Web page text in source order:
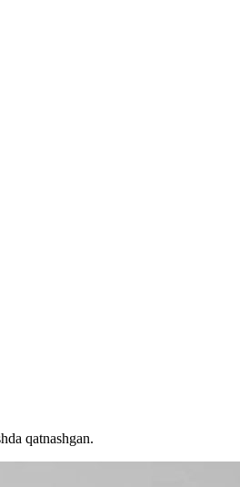
qatnashgan.